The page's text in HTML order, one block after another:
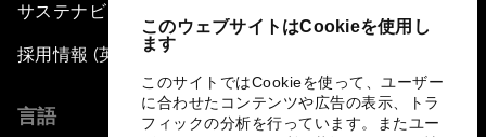
このウェブサイトはCookieを使用し
ます
このサイトではCookieを使って、ユーザー
に合わせたコンテンツや広告の表示、トラ
フィックの分析を行っています。またユー
サステナビリティへの取り組み
採用情報 (英語のみ)
言語